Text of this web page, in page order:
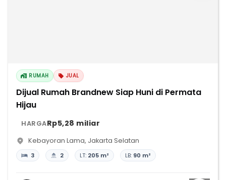
RUMAH JUAL
Dijual Rumah Brandnew Siap Huni di Permata
Hijau
HARGARp5,28 miliar
Kebayoran Lama, Jakarta Selatan
3 2 LT: 205 m² LB: 90 m²